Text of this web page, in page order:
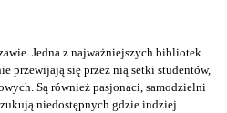
Jedna z najważniejszych bibliotek
przewijają się przez nią setki studentów,
Są również pasjonaci, samodzielni
niedostępnych gdzie indziej